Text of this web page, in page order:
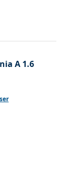
A 1.6